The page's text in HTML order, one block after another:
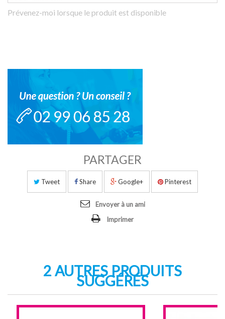
Prévenez-moi lorsque le produit est disponible
PARTAGER
Tweet Share Google+ Pinterest
Envoyer à un ami
Imprimer
2 AUTRES PRODUITS
SUGGÉRÉS